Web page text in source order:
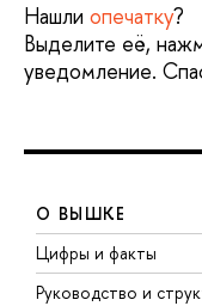
Нашли опечатку?
Выделите её,
уведомление.
О ВЫШКЕ
Цифры и факты
Руководство и